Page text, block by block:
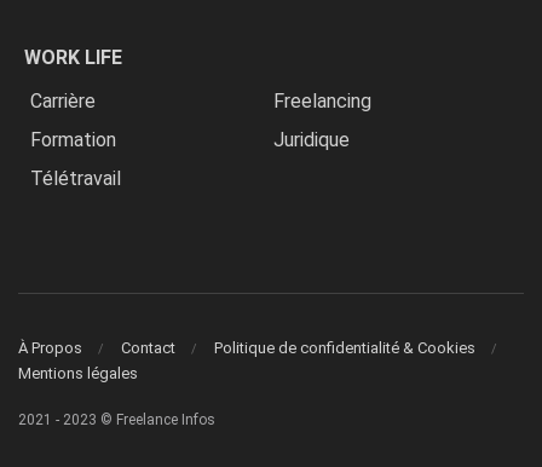
WORK LIFE
Carrière
Freelancing
Formation
Juridique
Télétravail
À Propos Contact
Politique de confidentialité & Cookies
Mentions légales
2021 - 2023 © Freelance Infos